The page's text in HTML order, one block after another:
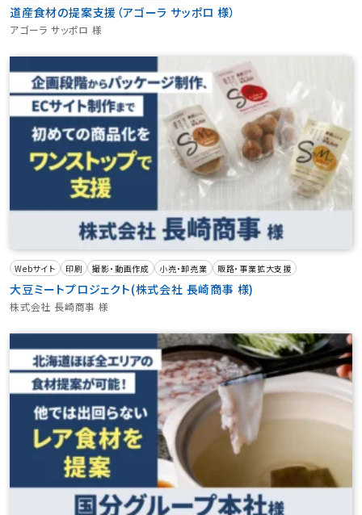
道産食材の提案支援（アゴーラ サッポロ 様）
アゴーラ サッポロ 様
Webサイト 印刷 撮影・動画作成 小売・卸売業 販路・事業拡大支援
大豆ミートプロジェクト(株式会社 長崎商事 様)
株式会社 長崎商事 様